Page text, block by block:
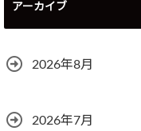
アーカイブ
2026年8月
2026年7月